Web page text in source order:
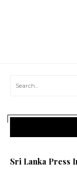
Sri Lanka Press